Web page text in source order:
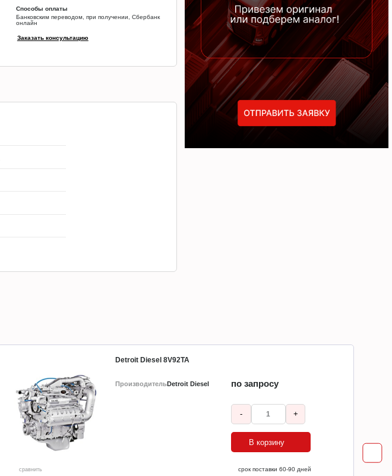
Способы оплаты
Банковским переводом, при получении, Сбербанк
онлайн
Заказать консультацию
Detroit Diesel 8V92TA
ПроизводительDetroit Diesel по запросу
срок поставки 60-90 дней
- +
В корзину
сравнить